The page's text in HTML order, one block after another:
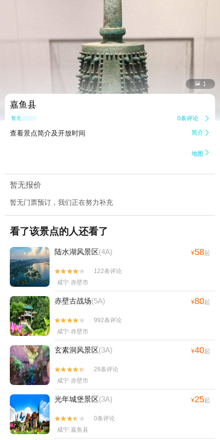
 1
嘉鱼县
暂无点评 0条评论 
查看景点简介及开放时间 简介 
地图 
暂无报价
暂无门票预订，我们正在努力补充
看了该景点的人还看了
陆水湖风景区(4A) ¥58起


122条评论
咸宁·赤壁市
赤壁古战场(5A) ¥80起


992条评论
咸宁·赤壁市
玄素洞风景区(3A) ¥40起


28条评论
咸宁·赤壁市
光年城堡景区(3A) ¥25起


0条评论
咸宁·嘉鱼县